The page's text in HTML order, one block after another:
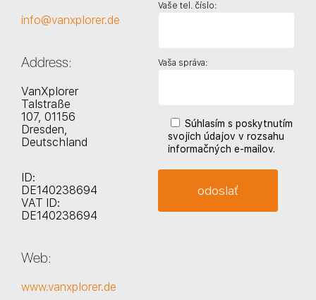
info@vanxplorer.de
Address:
VanXplorer
Talstraße
107, 01156
Dresden,
Deutschland
ID:
DE140238694
VAT ID:
DE140238694
Web:
www.vanxplorer.de
Vaše tel. číslo:
Vaša správa:
Súhlasím s poskytnutím
svojich údajov v rozsahu
informačných e-mailov.